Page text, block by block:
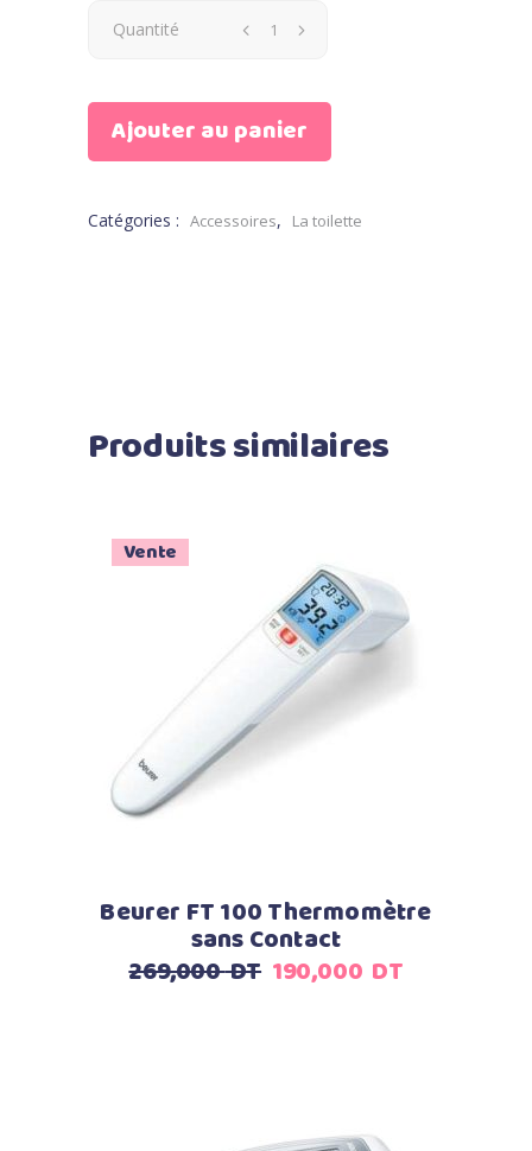
Quantité
Ajouter au panier
Catégories : Accessoires, La toilette
Produits similaires
Vente
Ajouter au panier
Beurer FT 100 Thermomètre
sans Contact
269,000DT Le
190,000 DTLe